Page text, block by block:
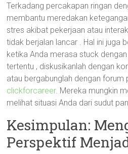
Terkadang percakapan ringan
membantu meredakan
stres akibat pekerjaan atau
tidak berjalan lancar . Hal ini juga
ketika Anda merasa stuck
tertentu , diskusikanlah dengan
atau bergabunglah dengan
clickforcareer. Mereka mungkin
melihat situasi Anda dari sudut
Kesimpulan:
Perspektif